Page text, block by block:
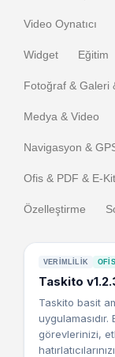
Video Oynatıcı
Widget Eğitim
Fotoğraf & Galeri
Medya & Video
Navigasyon &
Ofis & PDF & E-
Özelleştirme
VERIMLILIK
Taskito
Taskito basit
görevlerinizi,